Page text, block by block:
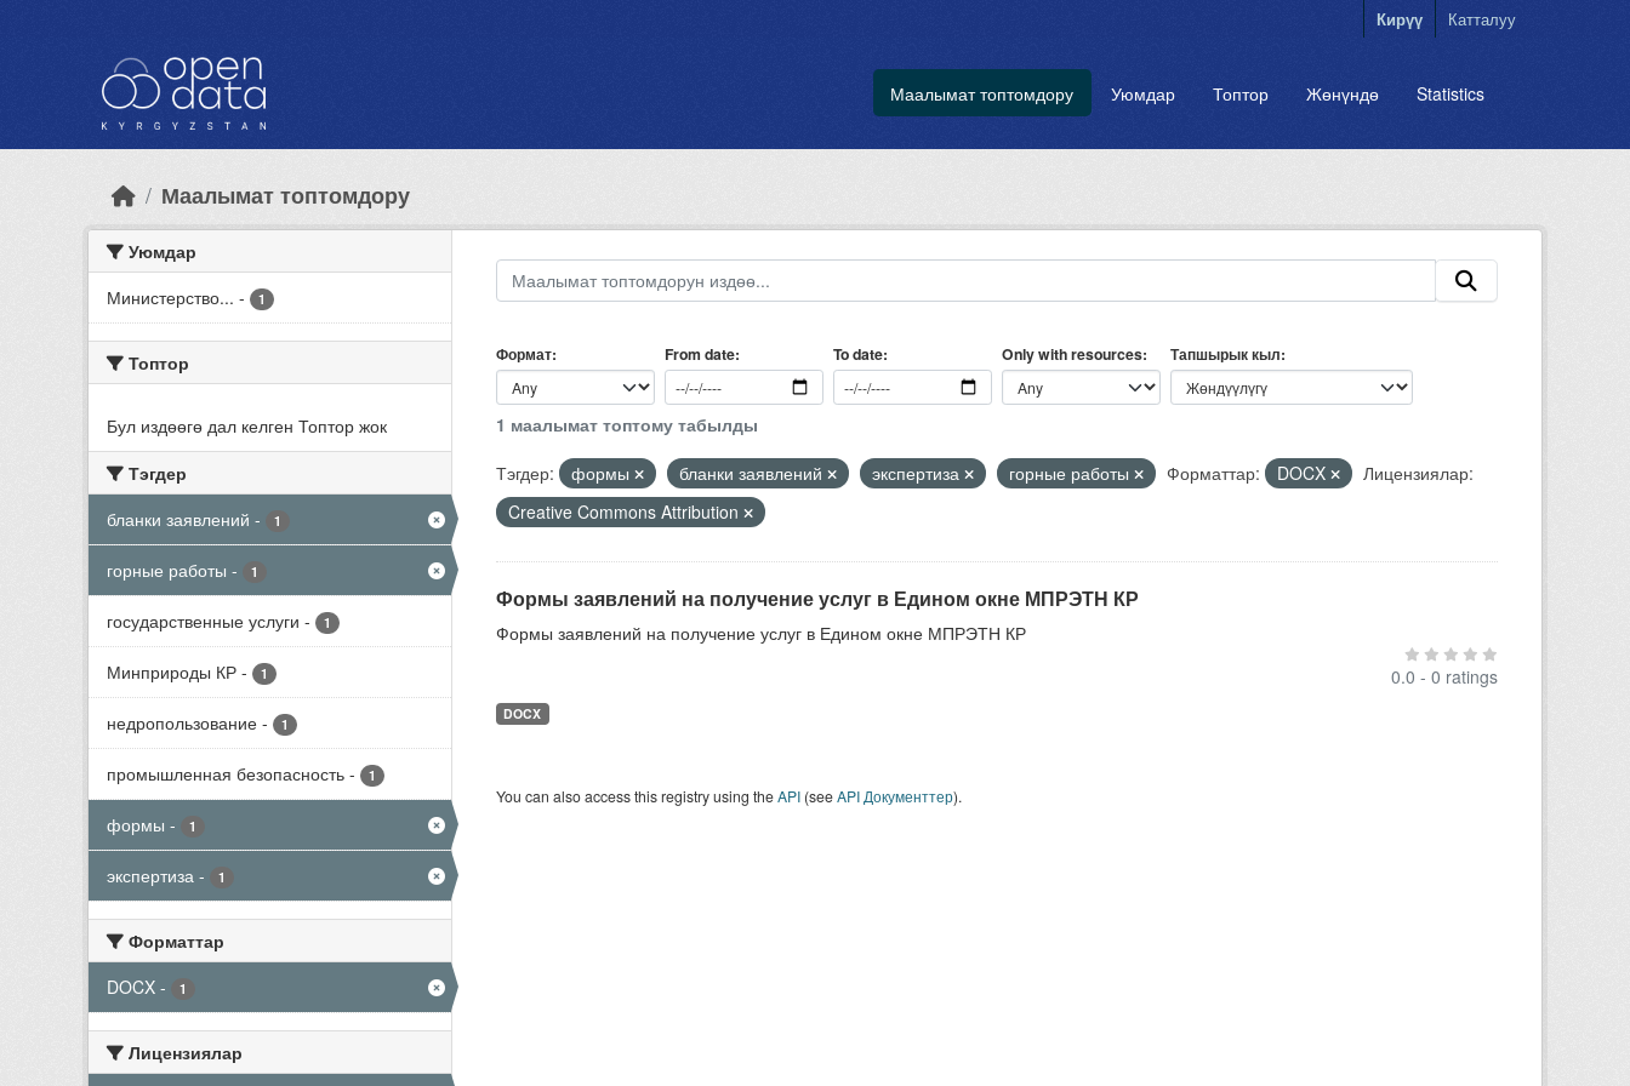
Кирүү Катталуу
Маалымат топтомдору Уюмдар Топтор Жөнүндө Statistics
Маалымат топтомдору
Уюмдар
Министерство... - 1
Топтор
Бул издөөгө дал келген Топтор жок
Тэгдер
бланки заявлений - 1
горные работы - 1
государственные услуги - 1
Минприроды КР - 1
недропользование - 1
промышленная безопасность - 1
формы - 1
экспертиза - 1
Форматтар
DOCX - 1
Лицензиялар
Формат From date To date Only with resources Тапшырык кыл
1 маалымат топтому табылды
Тэгдер:
формы бланки заявлений экспертиза горные работы Форматтар: DOCX
Лицензиялар:
Creative Commons Attribution
Формы заявлений на получение услуг в Едином окне МПРЭТН КР
Формы заявлений на получение услуг в Едином окне МПРЭТН КР
0.0 - 0 ratings
DOCX
You can also access this registry using theAPI(seeAPI Документтер).